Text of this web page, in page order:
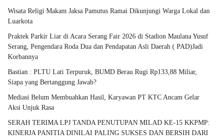
Wisata Religi Makam Jaksa Pamutus Ramai Dikunjungi Warga Lokal dan
Luarkota
Praktek Parkir Liar di Acara Serang Fair 2026 di Stadion Maulana Yusuf
Serang, Pengendara Roda Dua dan Pendapatan Asli Daerah ( PAD)Jadi
Korbannya
Bastian : PLTU Lati Terpuruk, BUMD Berau Rugi Rp133,88 Miliar,
Siapa yang Bertanggung Jawab?
Mediasi Belum Membuahkan Hasil, Karyawan PT KTC Ancam Gelar
Aksi Unjuk Rasa
SERAH TERIMA LPJ TANDA PENUTUPAN MILAD KE-15 KKPMP:
KINERJA PANITIA DINILAI PALING SUKSES DAN BERSIH DARI